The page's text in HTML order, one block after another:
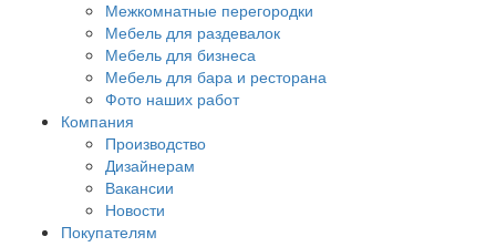
Межкомнатные перегородки
Мебель для раздевалок
Мебель для бизнеса
Мебель для бара и ресторана
Фото наших работ
Компания
Производство
Дизайнерам
Вакансии
Новости
Покупателям